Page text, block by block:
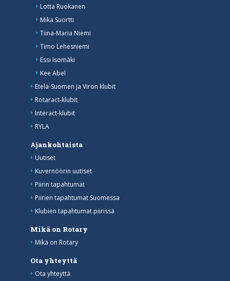
Lotta Ruokanen
Mika Suortti
Tiina-Maria Niemi
Timo Lehesniemi
Essi Isomäki
Kee Abel
Etelä-Suomen ja Viron klubit
Rotaract-klubit
Interact-klubit
RYLA
Ajankohtaista
Uutiset
Kuvernöörin uutiset
Piirin tapahtumat
Piirien tapahtumat Suomessa
Klubien tapahtumat piirissä
Mikä on Rotary
Mikä on Rotary
Ota yhteyttä
Ota yhteyttä